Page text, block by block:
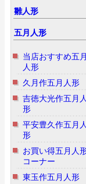
雛人形
五月人形
当店おすすめ五月
人形
久月作五月人形
吉徳大光作五月人
形
平安豊久作五月人
形
お買い得五月人
コーナー
東玉作五月人形